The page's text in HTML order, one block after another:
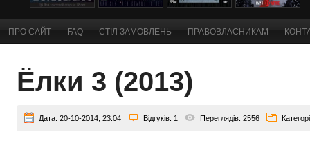
ПРО САЙТ FAQ СТІЛ ЗАМОВЛЕНЬ ПРАВОВЛАСНИКАМ
Ёлки 3 (2013)
Дата: 20-10-2014, 23:04 Відгуків: 1 Переглядів: 2556